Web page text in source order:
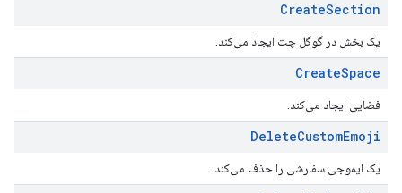
CreateSection
یک بخش در گوگل چت ایجاد می‌کند.
CreateSpace
فضایی ایجاد می‌کند.
DeleteCustomEmoji
یک ایموجی سفارشی را حذف می‌کند.